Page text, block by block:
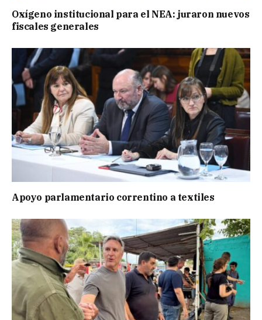
Oxígeno institucional para el NEA: juraron nuevos
fiscales generales
Apoyo parlamentario correntino a textiles